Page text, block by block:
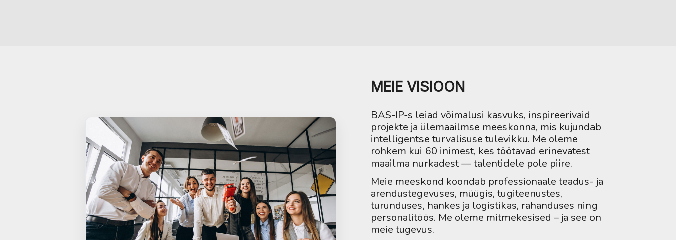
MEIE VISIOON
BAS-IP-s leiad võimalusi kasvuks, inspireerivaid
projekte ja ülemaailmse meeskonna, mis kujundab
intelligentse turvalisuse tulevikku. Me oleme
rohkem kui 60 inimest, kes töötavad erinevatest
maailma nurkadest — talentidele pole piire.
Meie meeskond koondab professionaale teadus- ja
arendustegevuses, müügis, tugiteenustes,
turunduses, hankes ja logistikas, rahanduses ning
personalitöös. Me oleme mitmekesised – ja see on
meie tugevus.